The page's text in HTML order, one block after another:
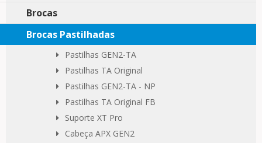
Brocas
Brocas Pastilhadas
Pastilhas GEN2-TA
Pastilhas TA Original
Pastilhas GEN2-TA - NP
Pastilhas TA Original FB
Suporte XT Pro
Cabeça APX GEN2